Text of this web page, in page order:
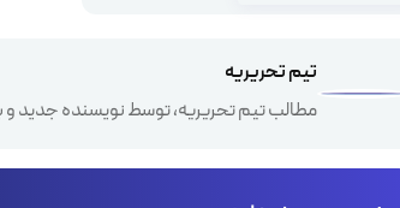
تیم تحریریه
مطالب تیم تحریریه، توسط نویسنده جدید